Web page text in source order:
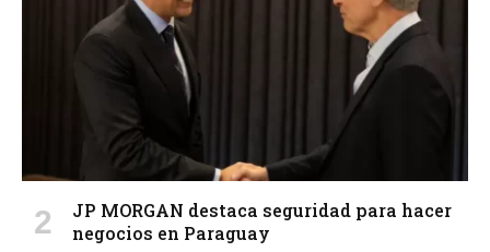
JP MORGAN destaca seguridad para hacer
negocios en Paraguay